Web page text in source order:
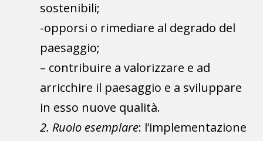
sostenibili;
-opporsi o rimediare al degrado del
paesaggio;
– contribuire a valorizzare e ad
arricchire il paesaggio e a sviluppare
in esso nuove qualità.
2. Ruolo esemplare: l’implementazione